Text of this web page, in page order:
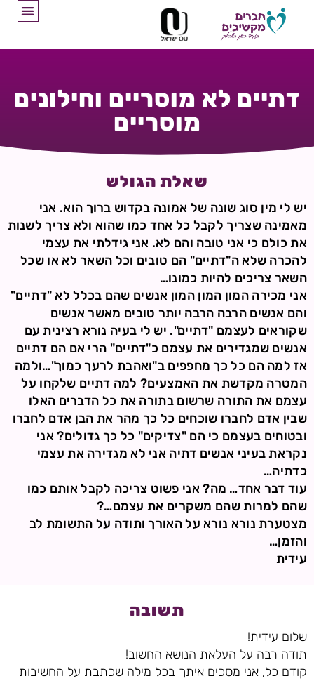
דתיים לא מוסריים וחילונים
מוסריים
שאלת הגולש
יש לי מין סוג שונה של אמונה בקדוש ברוך הוא. אני
מאמינה שצריך לקבל כל אחד כמו שהוא ולא צריך לשנות
את כולם כי אני טובה והם לא. אני גידלתי את עצמי
להכרה שלא ה"דתיים" הם טובים וכל השאר לא או שכל
השאר צריכים להיות כמונו…
אני מכירה המון המון המון אנשים שהם בכלל לא "דתיים"
והם אנשים הרבה הרבה יותר טובים מאשר אנשים
שקוראים לעצמם "דתיים". יש לי בעיה נורא רצינית עם
אנשים שמגדירים את עצמם כ"דתיים" הרי אם הם דתיים
אז למה הם כל כך מחפפים ב"ואהבת לרעך כמוך"…ולמה
המטרה מקדשת את האמצעים? למה דתיים שלקחו על
עצמם את התורה שרשום בתורה את כל הדברים האלו
שבין אדם לחברו שוכחים כל כך מהר את הבן אדם לחברו
ובטוחים בעצמם כי הם "צדיקים" כל כך גדולים? אני
נקראת בעיני אנשים דתיה אני לא מגדירה את עצמי
כדתיה…
עוד דבר אחד… מה? אני פשוט צריכה לקבל אותם כמו
שהם למרות שהם משקרים את עצמם…?
מצטערת נורא נורא על האורך ותודה על התשומת לב
והזמן…
עידית
תשובה
שלום עידית!
תודה רבה על העלאת הנושא החשוב!
קודם כל, אני מסכים איתך בכל מילה שכתבת על החשיבות